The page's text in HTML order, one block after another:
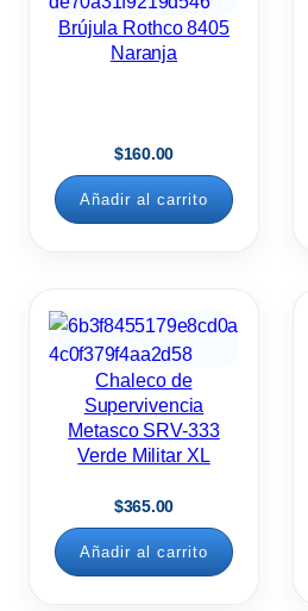
Brújula Rothco 8405
Naranja
$160.00
Añadir al carrito
Chaleco de
Supervivencia
Metasco SRV-333
Verde Militar XL
$365.00
Añadir al carrito